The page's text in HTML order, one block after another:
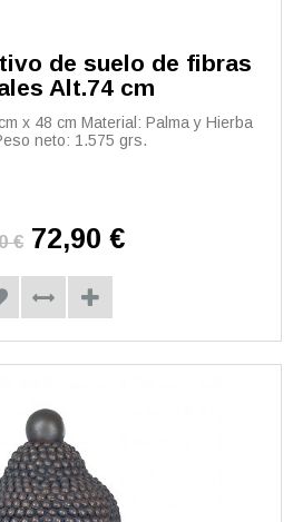
de suelo de fibras
Alt.74 cm
x 48 cm Material: Palma y Hierba
neto: 1.575 grs.
€ 72,90 €